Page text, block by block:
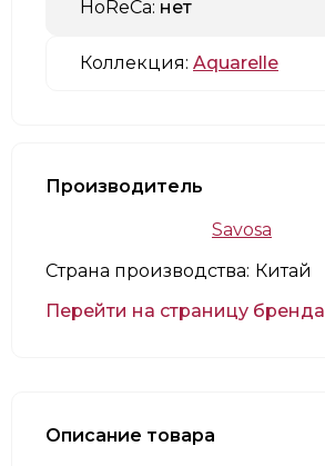
HoReCa: нет
Коллекция: Aquarelle
Производитель
Savosa
Страна производства: Китай
Перейти на страницу бренда
Описание товара